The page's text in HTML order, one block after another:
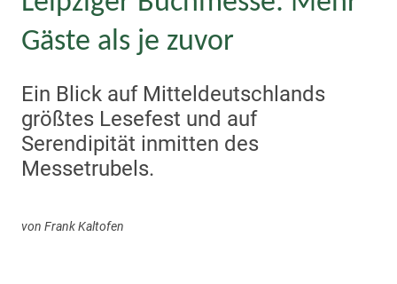
Gäste als je zuvor
Ein Blick auf Mitteldeutschlands
größtes Lesefest und auf
Serendipität inmitten des
Messetrubels.
von Frank Kaltofen